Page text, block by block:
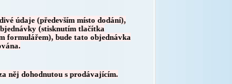
údaje (především místo dodání),
(stisknutím tlačítka
formulářem), bude tato objednávka
něj dohodnutou s prodávajícím.